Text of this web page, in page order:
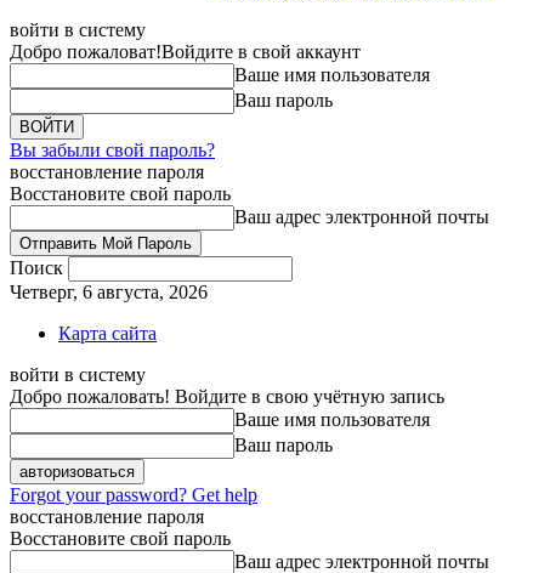
войти в систему
Добро пожаловат!Войдите в свой аккаунт
Ваше имя пользователя
Ваш пароль
Вы забыли свой пароль?
восстановление пароля
Восстановите свой пароль
Ваш адрес электронной почты
Поиск
Четверг, 6 августа, 2026
Карта сайта
войти в систему
Добро пожаловать! Войдите в свою учётную запись
Ваше имя пользователя
Ваш пароль
Forgot your password? Get help
восстановление пароля
Восстановите свой пароль
Ваш адрес электронной почты